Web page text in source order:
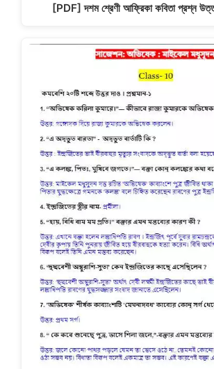
[PDF] দশম শ্রেণী আফ্রিকা কবিতা প্রশ্ন